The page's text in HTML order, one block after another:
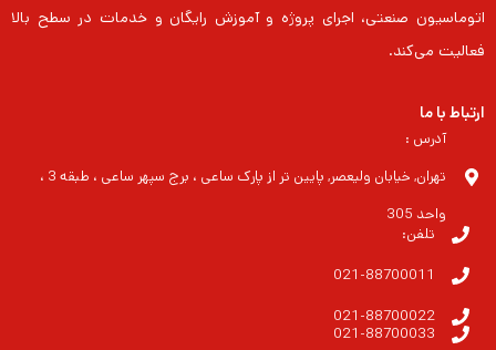
اتوماسیون صنعتی، اجرای پروژه و آموزش رایگان و خدمات در سطح بالا
فعالیت می‌کند.
ارتباط با ما
آدرس :
تهران, خیابان ولیعصر, پایین تر از پارک ساعی ، برج سپهر ساعی ، طبقه 3 ،
واحد 305
تلفن:
021-88700011
021-88700022
021-88700033